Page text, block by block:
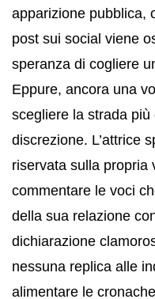
apparizione pubblica,
post sui social viene
speranza di cogliere
Eppure, ancora una
scegliere la strada
discrezione. L’attrice
riservata sulla propria
commentare le voci
della sua relazione
dichiarazione
nessuna replica alle
alimentare le